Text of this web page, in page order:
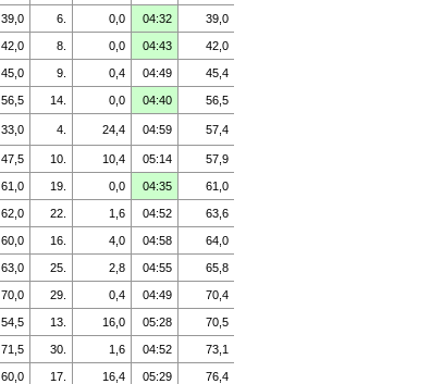
39,0 6. 0,0 04:32 39,0
42,0 8. 0,0 04:43 42,0
45,0 9. 0,4 04:49 45,4
56,5 14. 0,0 04:40 56,5
33,0 4. 24,4 04:59 57,4
47,5 10. 10,4 05:14 57,9
61,0 19. 0,0 04:35 61,0
62,0 22. 1,6 04:52 63,6
60,0 16. 4,0 04:58 64,0
63,0 25. 2,8 04:55 65,8
70,0 29. 0,4 04:49 70,4
54,5 13. 16,0 05:28 70,5
71,5 30. 1,6 04:52 73,1
60,0 17. 16,4 05:29 76,4